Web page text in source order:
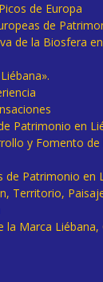
de Europa
de
de la Biosfera
Patrimonio en
y Fomento de
de Patrimonio en
Territorio,
la Marca Liébana,